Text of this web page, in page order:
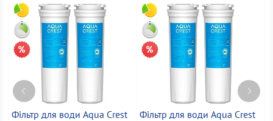
Фільтр для води Aqua Crest
Фільтр для води Aqua Crest